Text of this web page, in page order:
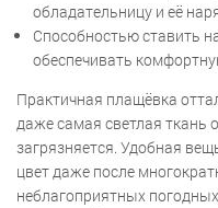
обладательницу и её
Способностью ставить
обеспечивать
Практичная плащёвка
даже самая светлая ткань
загрязняется. Удобная
цвет даже после
неблагоприятных